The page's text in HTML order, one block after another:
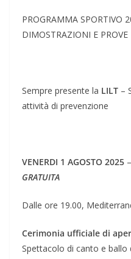
PROGRAMMA SPORTIVO
DIMOSTRAZIONI E PROVE
Sempre presente la LILT –
attività di prevenzione
VENERDI 1 AGOSTO 2025 –
GRATUITA
Dalle ore 19.00,
Cerimonia ufficiale di
Spettacolo di canto e ballo